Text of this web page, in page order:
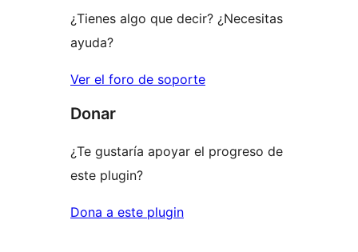
¿Tienes algo que decir? ¿Necesitas
ayuda?
Ver el foro de soporte
Donar
¿Te gustaría apoyar el progreso de
este plugin?
Dona a este plugin